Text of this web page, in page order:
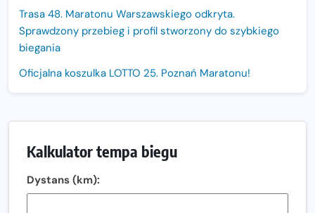
Trasa 48. Maratonu Warszawskiego odkryta.
Sprawdzony przebieg i profil stworzony do szybkiego
biegania
Oficjalna koszulka LOTTO 25. Poznań Maratonu!
Fabrykanta. Organizatorzy odkrywają trasę dzień po
Kalkulator tempa biegu
Dystans (km):